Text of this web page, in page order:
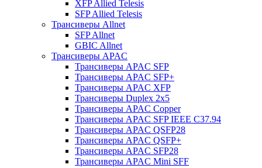
XFP Allied Telesis
SFP Allied Telesis
Трансиверы Allnet
SFP Allnet
GBIC Allnet
Трансиверы APAC
Трансиверы APAC SFP
Трансиверы APAC SFP+
Трансиверы APAC XFP
Трансиверы Duplex 2x5
Трансиверы APAC Copper
Трансиверы APAC SFP IEEE C37.94
Трансиверы APAC QSFP28
Трансиверы APAC QSFP+
Трансиверы APAC SFP28
Трансиверы APAC Mini SFF